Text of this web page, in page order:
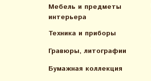
Мебель и предметы
интерьера
Техника и приборы
Гравюры, литографии
Бумажная коллекция